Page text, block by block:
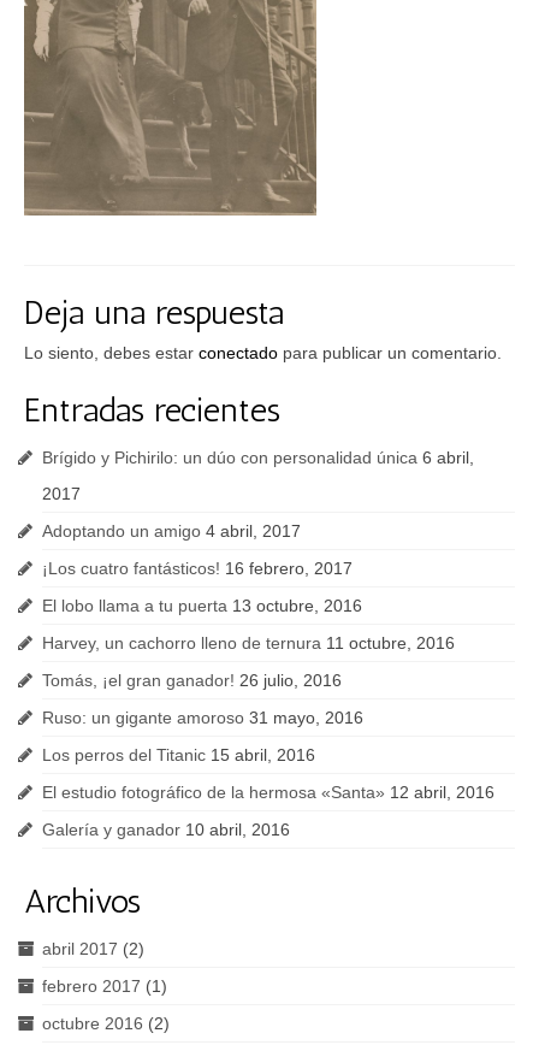
FAQs
Blog
Deja una respuesta
Lo siento, debes estar conectado para publicar un comentario.
Entradas recientes
Brígido y Pichirilo: un dúo con personalidad única 6 abril,
2017
Adoptando un amigo 4 abril, 2017
¡Los cuatro fantásticos! 16 febrero, 2017
El lobo llama a tu puerta 13 octubre, 2016
Harvey, un cachorro lleno de ternura 11 octubre, 2016
Tomás, ¡el gran ganador! 26 julio, 2016
Ruso: un gigante amoroso 31 mayo, 2016
Los perros del Titanic 15 abril, 2016
El estudio fotográfico de la hermosa «Santa» 12 abril, 2016
Galería y ganador 10 abril, 2016
Archivos
abril 2017 (2)
febrero 2017 (1)
octubre 2016 (2)